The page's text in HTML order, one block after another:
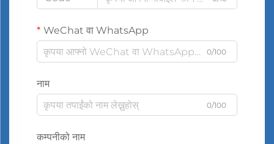
WeChat वा WhatsApp
0/100
नाम
0/100
कम्पनीको नाम